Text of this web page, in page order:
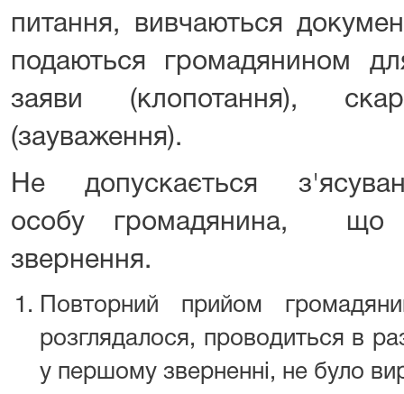
питання, вивчаються
подаються громадянином
заяви (клопотання),
(зауваження).
Не допускається
особу громадянина, що
звернення.
Повторний прийом
розглядалося, проводиться в
у першому зверненні, не було